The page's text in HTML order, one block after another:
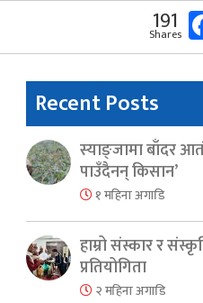
191
Shares
Recent Posts
स्याङ्जामा बाँदर
पाउँदैनन् किसान’
१ महिना अगाडि
हाम्रो संस्कार र
प्रतियोगिता
२ महिना अगाडि